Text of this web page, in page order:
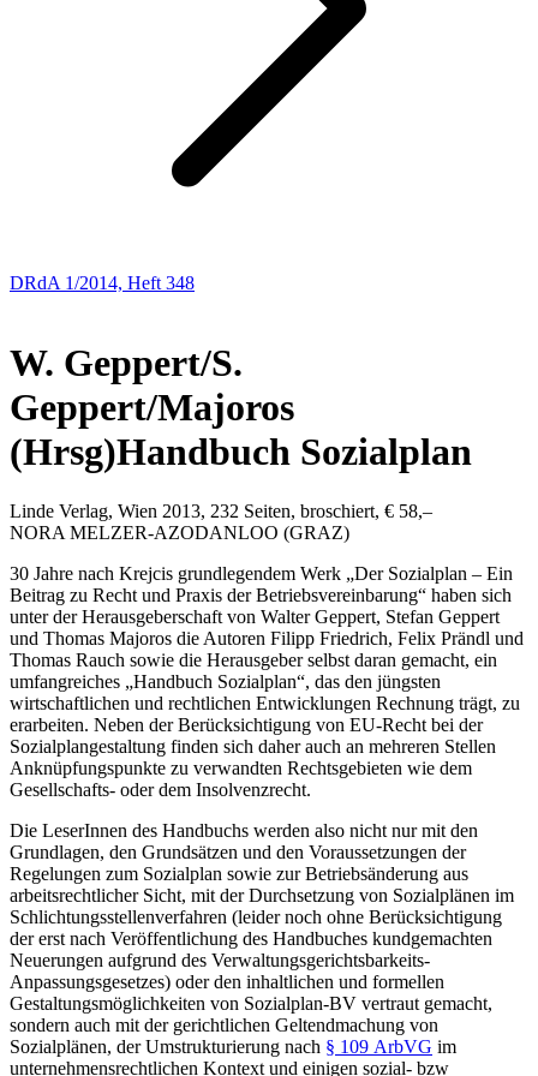
DRdA 1/2014, Heft 348
W. Geppert/S.
Geppert/Majoros
(Hrsg)Handbuch Sozialplan
Linde Verlag, Wien 2013, 232 Seiten, broschiert, € 58,–
NORA MELZER-AZODANLOO (GRAZ)
30 Jahre nach Krejcis grundlegendem Werk „Der Sozialplan – Ein
Beitrag zu Recht und Praxis der Betriebsvereinbarung“ haben sich
unter der Herausgeberschaft von Walter Geppert, Stefan Geppert
und Thomas Majoros die Autoren Filipp Friedrich, Felix Prändl und
Thomas Rauch sowie die Herausgeber selbst daran gemacht, ein
umfangreiches „Handbuch Sozialplan“, das den jüngsten
wirtschaftlichen und rechtlichen Entwicklungen Rechnung trägt, zu
erarbeiten. Neben der Berücksichtigung von EU-Recht bei der
Sozialplangestaltung finden sich daher auch an mehreren Stellen
Anknüpfungspunkte zu verwandten Rechtsgebieten wie dem
Gesellschafts- oder dem Insolvenzrecht.
Die LeserInnen des Handbuchs werden also nicht nur mit den
Grundlagen, den Grundsätzen und den Voraussetzungen der
Regelungen zum Sozialplan sowie zur Betriebsänderung aus
arbeitsrechtlicher Sicht, mit der Durchsetzung von Sozialplänen im
Schlichtungsstellenverfahren (leider noch ohne Berücksichtigung
der erst nach Veröffentlichung des Handbuches kundgemachten
Neuerungen aufgrund des Verwaltungsgerichtsbarkeits-
Anpassungsgesetzes) oder den inhaltlichen und formellen
Gestaltungsmöglichkeiten von Sozialplan-BV vertraut gemacht,
sondern auch mit der gerichtlichen Geltendmachung von
Sozialplänen, der Umstrukturierung nach § 109 ArbVG im
unternehmensrechtlichen Kontext und einigen sozial- bzw